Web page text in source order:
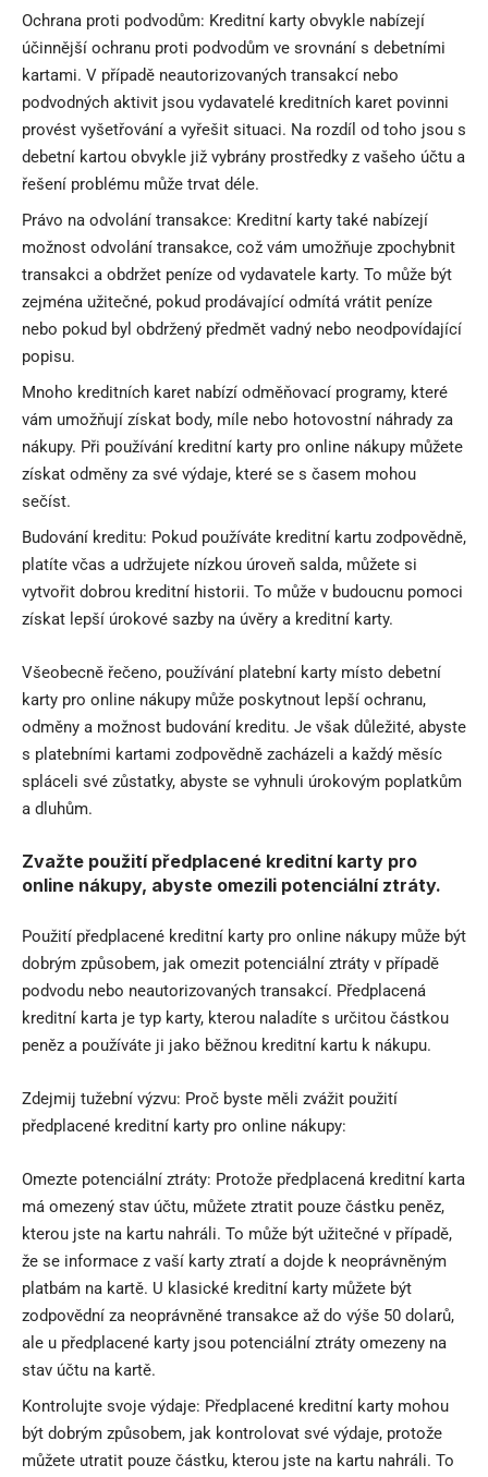
Ochrana proti podvodům: Kreditní karty obvykle nabízejí
účinnější ochranu proti podvodům ve srovnání s debetními
kartami. V případě neautorizovaných transakcí nebo
podvodných aktivit jsou vydavatelé kreditních karet povinni
provést vyšetřování a vyřešit situaci. Na rozdíl od toho jsou s
debetní kartou obvykle již vybrány prostředky z vašeho účtu a
řešení problému může trvat déle.
Právo na odvolání transakce: Kreditní karty také nabízejí
možnost odvolání transakce, což vám umožňuje zpochybnit
transakci a obdržet peníze od vydavatele karty. To může být
zejména užitečné, pokud prodávající odmítá vrátit peníze
nebo pokud byl obdržený předmět vadný nebo neodpovídající
popisu.
Mnoho kreditních karet nabízí odměňovací programy, které
vám umožňují získat body, míle nebo hotovostní náhrady za
nákupy. Při používání kreditní karty pro online nákupy můžete
získat odměny za své výdaje, které se s časem mohou
sečíst.
Budování kreditu: Pokud používáte kreditní kartu zodpovědně,
platíte včas a udržujete nízkou úroveň salda, můžete si
vytvořit dobrou kreditní historii. To může v budoucnu pomoci
získat lepší úrokové sazby na úvěry a kreditní karty.
Všeobecně řečeno, používání platební karty místo debetní
karty pro online nákupy může poskytnout lepší ochranu,
odměny a možnost budování kreditu. Je však důležité, abyste
s platebními kartami zodpovědně zacházeli a každý měsíc
spláceli své zůstatky, abyste se vyhnuli úrokovým poplatkům
a dluhům.
Zvažte použití předplacené kreditní karty pro
online nákupy, abyste omezili potenciální ztráty.
Použití předplacené kreditní karty pro online nákupy může být
dobrým způsobem, jak omezit potenciální ztráty v případě
podvodu nebo neautorizovaných transakcí. Předplacená
kreditní karta je typ karty, kterou naladíte s určitou částkou
peněz a používáte ji jako běžnou kreditní kartu k nákupu.
Zdejmij tužební výzvu: Proč byste měli zvážit použití
předplacené kreditní karty pro online nákupy:
Omezte potenciální ztráty: Protože předplacená kreditní karta
má omezený stav účtu, můžete ztratit pouze částku peněz,
kterou jste na kartu nahráli. To může být užitečné v případě,
že se informace z vaší karty ztratí a dojde k neoprávněným
platbám na kartě. U klasické kreditní karty můžete být
zodpovědní za neoprávněné transakce až do výše 50 dolarů,
ale u předplacené karty jsou potenciální ztráty omezeny na
stav účtu na kartě.
Kontrolujte svoje výdaje: Předplacené kreditní karty mohou
být dobrým způsobem, jak kontrolovat své výdaje, protože
můžete utratit pouze částku, kterou jste na kartu nahráli. To